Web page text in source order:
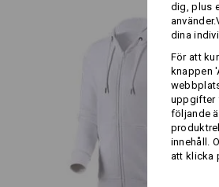
e.s. Hoody-Sweatjacka poly
dig, plus
dina
För att
knappen
uppgifter
följande
innehåll.
att klicka